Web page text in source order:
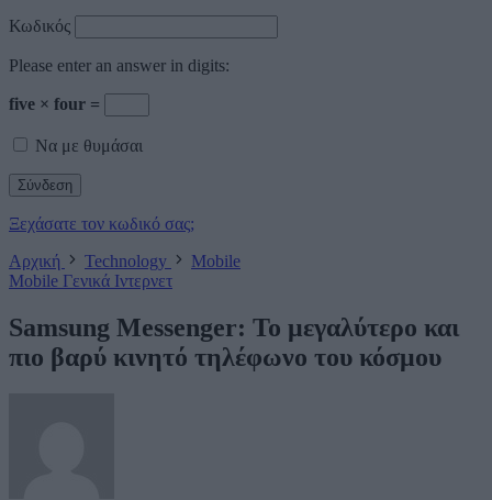
Κωδικός
Please enter an answer in digits:
five × four =
Να με θυμάσαι
Ξεχάσατε τον κωδικό σας;
Αρχική
Technology
Mobile
Mobile Γενικά Ιντερνετ
Samsung Messenger: Το μεγαλύτερο και
πιο βαρύ κινητό τηλέφωνο του κόσμου